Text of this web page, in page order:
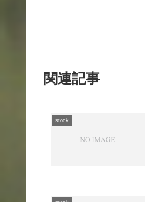
関連記事
stock